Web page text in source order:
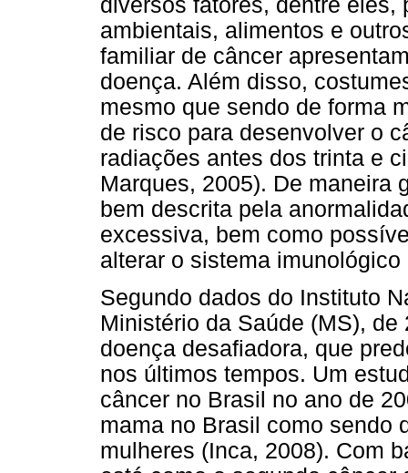
ambientais, alimentos e
familiar de câncer
doença. Além disso,
mesmo que sendo de forma
de risco para desenvolver o
radiações antes dos trinta e
Marques, 2005). De maneira
bem descrita pela
excessiva, bem como
alterar o sistema
Segundo dados do Instituto
Ministério da Saúde (MS),
doença desafiadora, que
nos últimos tempos. Um
câncer no Brasil no ano de
mama no Brasil como sendo
mulheres (Inca, 2008). Com